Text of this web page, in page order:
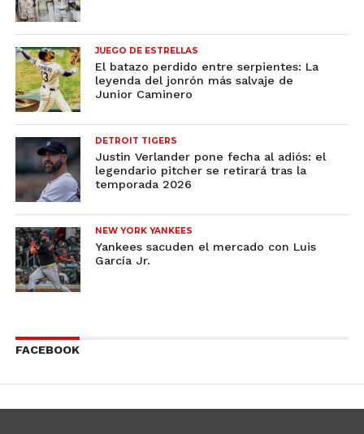
JUEGO DE ESTRELLAS
El batazo perdido entre serpientes: La
leyenda del jonrón más salvaje de
Junior Caminero
DETROIT TIGERS
Justin Verlander pone fecha al adiós: el
legendario pitcher se retirará tras la
temporada 2026
NEW YORK YANKEES
Yankees sacuden el mercado con Luis
García Jr.
FACEBOOK